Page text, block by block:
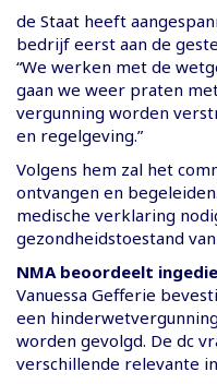
de Staat heeft
bedrijf eerst aan de
“We werken met de
gaan we weer praten
vergunning worden
en regelgeving.”
Volgens hem zal het
ontvangen en
medische verklaring
gezondheidstoestand
NMA beoordeelt
Vanuessa Gefferie
een
worden gevolgd. De dc
verschillende relevante